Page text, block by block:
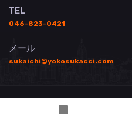
TEL
046-823-0421
メール
sukaichi@yokosukacci.com
© 横須賀商工会議所